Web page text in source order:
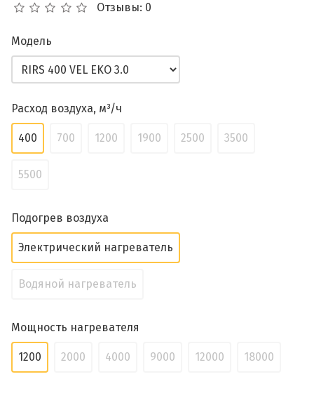
Отзывы: 0
Модель
Расход воздуха, м³/ч
400 700 1200 1900 2500 3500
5500
Подогрев воздуха
Электрический нагреватель
Водяной нагреватель
Мощность нагревателя
1200 2000 4000 9000 12000 18000